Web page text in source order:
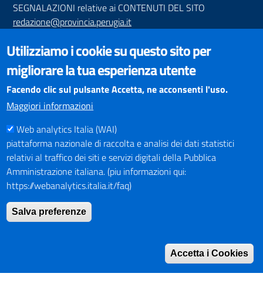
SEGNALAZIONI relative ai CONTENUTI DEL SITO
redazione@provincia.perugia.it
VISUALIZZAZIONE CONTENUTI
Il sito internet della Provincia di Perugia è ottimizzato per
essere visualizzato dai principali browser aggiornati. L'uso di
browser non aggiornati può creare problemi di visualizzazione
dei contenuti.
PAGAMENTI
SOCIAL NETWORKS
Pagina Facebook
Profilo Instagram
PNRR (Piano Nazionale di Ripresa e Resilienza)
Utilizziamo i cookie su questo sito per
migliorare la tua esperienza utente
Facendo clic sul pulsante Accetta, ne acconsenti l'uso.
Maggiori informazioni
Web analytics Italia (WAI)
piattaforma nazionale di raccolta e analisi dei dati statistici
relativi al traffico dei siti e servizi digitali della Pubblica
Amministrazione italiana. (piu informazioni qui:
https://webanalytics.italia.it/faq)
Salva preferenze
Accetta i Cookies